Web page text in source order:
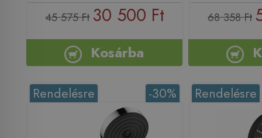
45 575 Ft 30 500 Ft
Kosárba
68 358 Ft
-30%
Rendelésre Rendelésre